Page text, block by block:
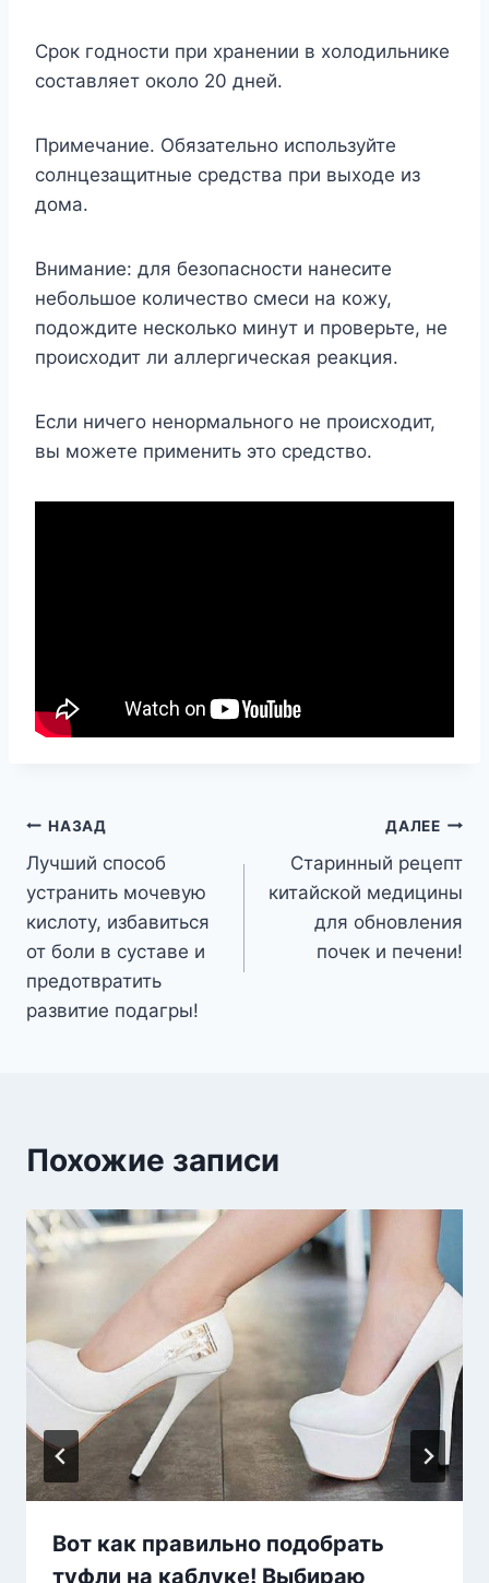
Срок годности при хранении в холодильнике
составляет около 20 дней.
Примечание. Обязательно используйте
солнцезащитные средства при выходе из
дома.
Внимание: для безопасности нанесите
небольшое количество смеси на кожу,
подождите несколько минут и проверьте, не
происходит ли аллергическая реакция.
Если ничего ненормального не происходит,
вы можете применить это средство.
Навигация
по
записям
НАЗАД
Лучший способ
устранить мочевую
кислоту, избавиться
от боли в суставе и
предотвратить
развитие подагры!
ДАЛЕЕ
Старинный рецепт
китайской медицины
для обновления
почек и печени!
Похожие записи
Вот как правильно подобрать
туфли на каблуке! Выбираю